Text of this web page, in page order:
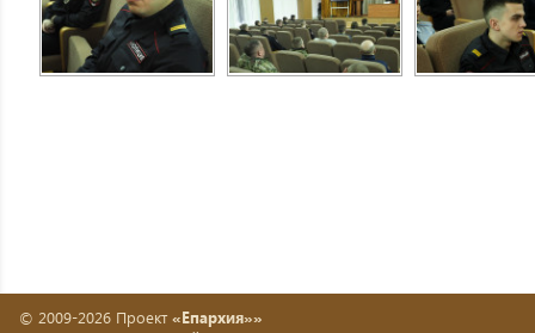
© 2009-2026 Проект «Епархия»»